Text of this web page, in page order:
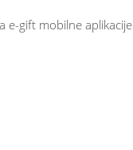
e-gift mobilne aplikacije